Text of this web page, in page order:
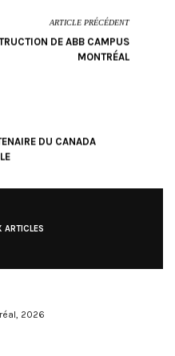
ARTICLE PRÉCÉDENT
DE ABB CAMPUS
MONTRÉAL
DU CANADA
ARTICLES
2026